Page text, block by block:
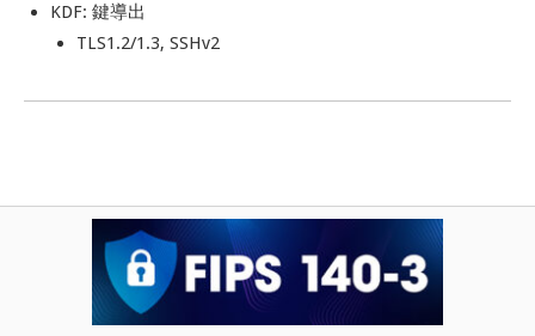
KDF: 鍵導出
TLS1.2/1.3, SSHv2